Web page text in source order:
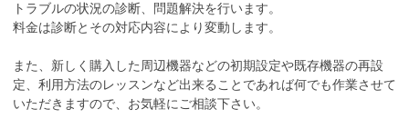
トラブルの状況の診断、問題解決を行います。
料金は診断とその対応内容により変動します。
また、新しく購入した周辺機器などの初期設定や既存機器の再設
定、利用方法のレッスンなど出来ることであれば何でも作業させて
いただきますので、お気軽にご相談下さい。